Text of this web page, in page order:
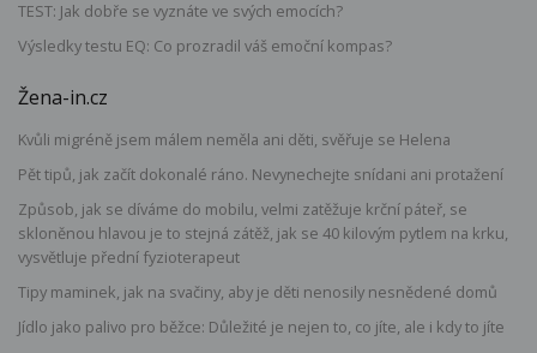
TEST: Jak dobře se vyznáte ve svých emocích?
Výsledky testu EQ: Co prozradil váš emoční kompas?
Žena-in.cz
Kvůli migréně jsem málem neměla ani děti, svěřuje se Helena
Pět tipů, jak začít dokonalé ráno. Nevynechejte snídani ani protažení
Způsob, jak se díváme do mobilu, velmi zatěžuje krční páteř, se
skloněnou hlavou je to stejná zátěž, jak se 40 kilovým pytlem na krku,
vysvětluje přední fyzioterapeut
Tipy maminek, jak na svačiny, aby je děti nenosily nesnědené domů
Jídlo jako palivo pro běžce: Důležité je nejen to, co jíte, ale i kdy to jíte